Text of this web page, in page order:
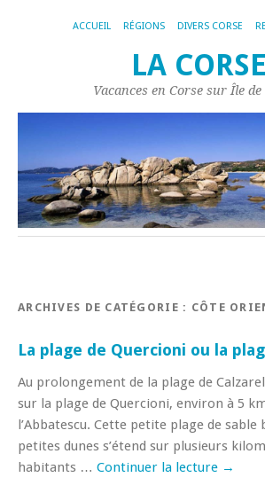
ACCUEIL RÉGIONS DIVERS CORSE
LA CORSE
Vacances en Corse sur Île de
ARCHIVES DE CATÉGORIE : CÔTE
La plage de Quercioni ou la
Au prolongement de la plage de
sur la plage de Quercioni, environ à 5
l’Abbatescu. Cette petite plage de sable
petites dunes s’étend sur plusieurs
habitants … Continuer la lecture →